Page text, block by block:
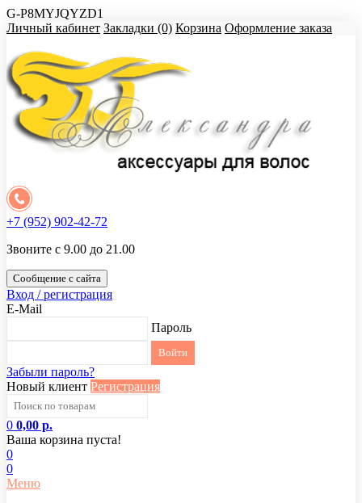
G-P8MYJQYZD1
Личный кабинет Закладки (0) Корзина Оформление заказа
+7 (952) 902-42-72
Звоните с 9.00 до 21.00
Сообщение с сайта
Вход / регистрация
E-Mail
Пароль
Забыли пароль?
Новый клиент Регистрация
0 0,00 р.
Ваша корзина пуста!
0
0
Меню